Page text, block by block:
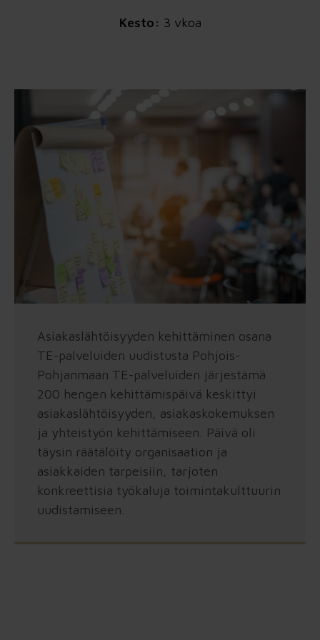
Kesto: 3 vkoa
Asiakaslähtöisyyden kehittäminen osana
TE-palveluiden uudistusta Pohjois-
Pohjanmaan TE-palveluiden järjestämä
200 hengen kehittämispäivä keskittyi
asiakaslähtöisyyden, asiakaskokemuksen
ja yhteistyön kehittämiseen. Päivä oli
täysin räätälöity organisaation ja
asiakkaiden tarpeisiin, tarjoten
konkreettisia työkaluja toimintakulttuurin
uudistamiseen.
ja mihin kannattaa tarttua ensin.
Sprintti
→ Yksi sovittu asia käytäntöön. Työ,
vastuut ja toimintatavat rakennetaan
niin, että ensimmäiset tulokset
Juurtuminen
→ Hyvä alku pysyväksi tavaksi toimia.
Seuranta, vastuut ja yhteinen rytmi
myös kiireen, henkilövaihdokset ja
muuttuvat prioriteetit.
Kantokykyarvio™ organisaation due
diligence
→ Seuraava vaihe näkyväksi. Ennen
yrityskauppaa, omistajanvaihdosta,
uutta johtoa, investointia tai isoa
uudistusta arvioidaan, mikä
organisaatiossa kantaa ja mitä pitää
vahvistaa ennen päätöksiä.